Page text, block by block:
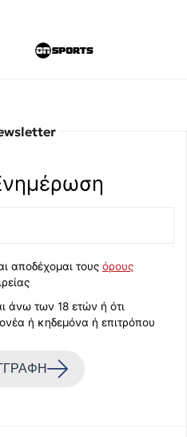
αποδέχομαι τους όρους
άνω των 18 ετών ή ότι
ή κηδεμόνα ή επιτρόπου